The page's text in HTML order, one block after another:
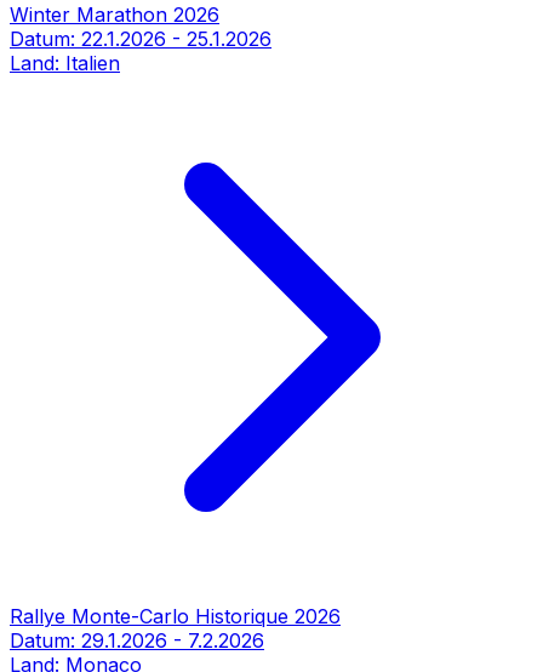
Winter Marathon 2026
Datum: 22.1.2026 - 25.1.2026
Land: Italien
Rallye Monte-Carlo Historique 2026
Datum: 29.1.2026 - 7.2.2026
Land: Monaco